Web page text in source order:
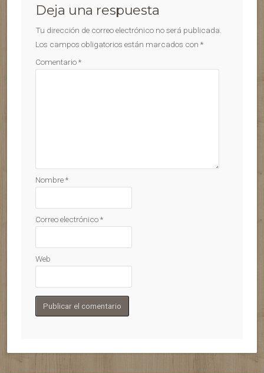
Deja una respuesta
Tu dirección de correo electrónico no será publicada.
Los campos obligatorios están marcados con *
Comentario*
Nombre*
Correo electrónico*
Web